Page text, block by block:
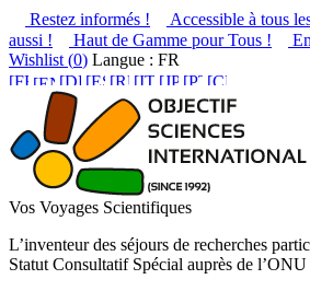
Restez informés ! Accessible à tous
aussi !
Haut de Gamme pour Tous !
Wishlist (0) Langue : FR
Vos Voyages Scientifiques
L’inventeur des séjours de recherches
Statut Consultatif Spécial auprès de